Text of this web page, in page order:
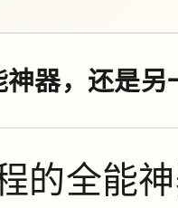
器，还是另
的全能